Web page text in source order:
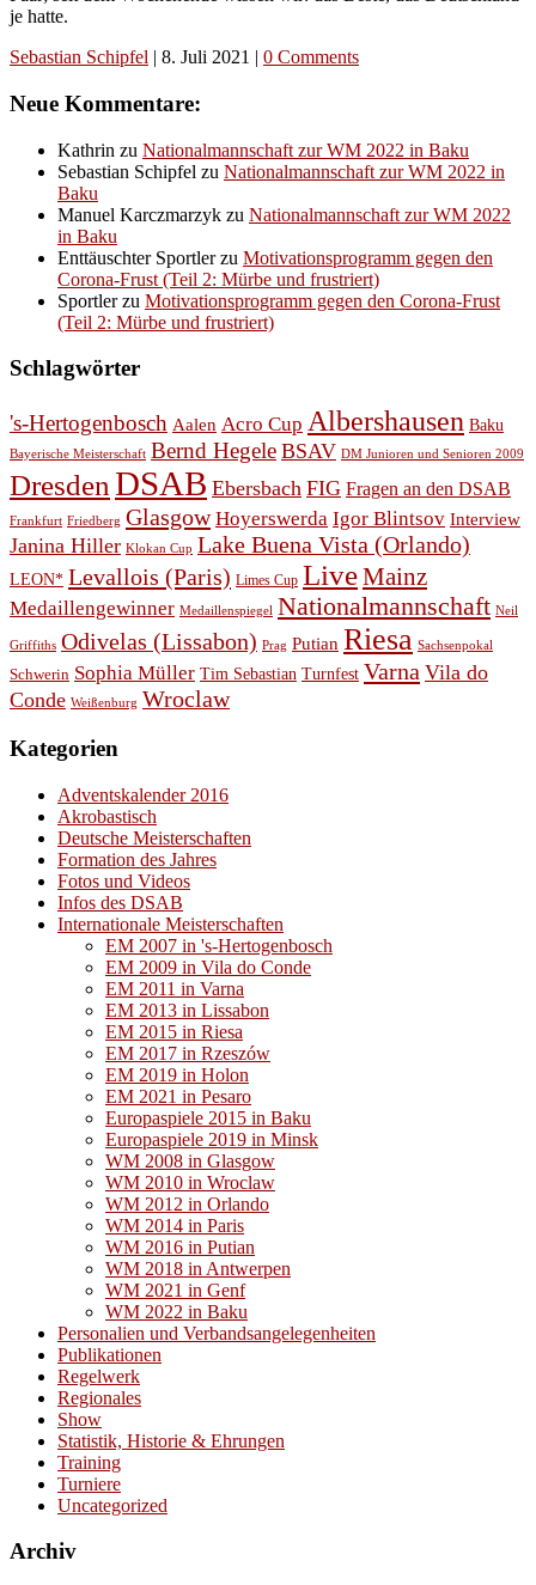
je hatte.
Sebastian Schipfel | 8. Juli 2021 | 0 Comments
Neue Kommentare:
Kathrin zu Nationalmannschaft zur WM 2022 in Baku
Sebastian Schipfel zu Nationalmannschaft zur WM 2022 in
Baku
Manuel Karczmarzyk zu Nationalmannschaft zur WM 2022
in Baku
Enttäuschter Sportlerzu Motivationsprogramm gegen den
Corona-Frust (Teil 2: Mürbe und frustriert)
Sportlerzu Motivationsprogramm gegen den Corona-Frust
(Teil 2: Mürbe und frustriert)
Schlagwörter
's-Hertogenbosch Aalen Acro Cup Albershausen Baku
Bayerische Meisterschaft Bernd Hegele BSAV DM Junioren und Senioren 2009
Dresden DSAB Ebersbach FIG Fragen an den DSAB
Frankfurt Friedberg Glasgow Hoyerswerda Igor Blintsov Interview
Janina Hiller Klokan Cup Lake Buena Vista (Orlando)
LEON* Levallois (Paris) Limes Cup LiveMainz
Medaillengewinner Medaillenspiegel Nationalmannschaft Neil
Griffiths Odivelas (Lissabon) Prag Putian Riesa Sachsenpokal
Schwerin Sophia Müller Tim Sebastian Turnfest Varna Vila do
Conde Weißenburg Wroclaw
Kategorien
Adventskalender 2016
Akrobastisch
Deutsche Meisterschaften
Formation des Jahres
Fotos und Videos
Infos des DSAB
Internationale Meisterschaften
EM 2007 in 's-Hertogenbosch
EM 2009 in Vila do Conde
EM 2011 in Varna
EM 2013 in Lissabon
EM 2015 in Riesa
EM 2017 in Rzeszów
EM 2019 in Holon
EM 2021 in Pesaro
Europaspiele 2015 in Baku
Europaspiele 2019 in Minsk
WM 2008 in Glasgow
WM 2010 in Wroclaw
WM 2012 in Orlando
WM 2014 in Paris
WM 2016 in Putian
WM 2018 in Antwerpen
WM 2021 in Genf
WM 2022 in Baku
Personalien und Verbandsangelegenheiten
Publikationen
Regelwerk
Regionales
Show
Statistik, Historie & Ehrungen
Training
Turniere
Uncategorized
Archiv